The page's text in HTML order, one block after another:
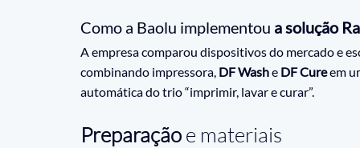
Como a Baolu implementou a solução
A empresa comparou dispositivos do mercado e
combinando impressora, DF Wash e DF Cure em
automática do trio “imprimir, lavar e curar”.
Preparação e materiais